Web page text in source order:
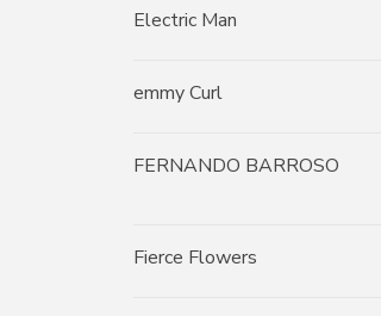
Electric Man
emmy Curl
FERNANDO BARROSO
Fierce Flowers